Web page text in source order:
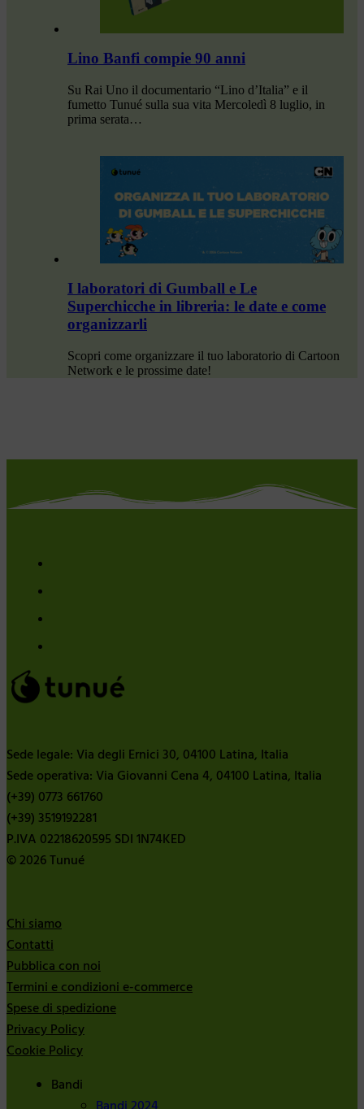
Lino Banfi compie 90 anni
Su Rai Uno il documentario “Lino d’Italia” e il
fumetto Tunué sulla sua vita Mercoledì 8 luglio, in
prima serata…
I laboratori di Gumball e Le
Superchicche in libreria: le date e come
organizzarli
Scopri come organizzare il tuo laboratorio di Cartoon
Network e le prossime date!
Sede legale: Via degli Ernici 30, 04100 Latina, Italia
Sede operativa: Via Giovanni Cena 4, 04100 Latina, Italia
(+39) 0773 661760
(+39) 3519192281
P.IVA 02218620595 SDI 1N74KED
© 2026 Tunué
Chi siamo
Contatti
Pubblica con noi
Termini e condizioni e-commerce
Spese di spedizione
Privacy Policy
Cookie Policy
Bandi